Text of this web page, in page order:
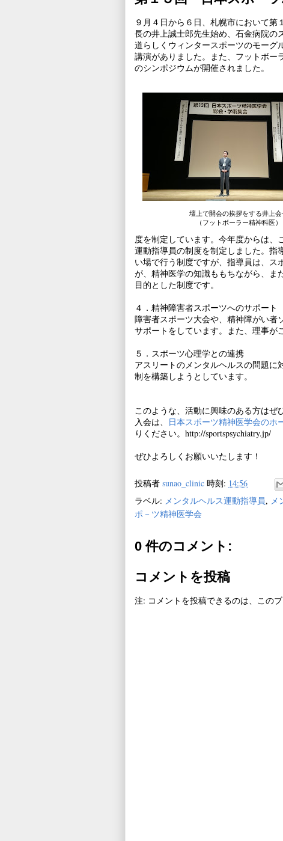
９月４日から６日、札幌市において
長の井上誠士郎先生始め、石金病院の
道らしくウィンタースポーツのモーグ
講演がありました。また、フットボー
のシンポジウムが開催されました。
壇上で開会の挨拶をする井上会
（フットボーラー精神科医）
度を制定しています。今年度からは、
運動指導員の制度を制定しました。指
い場で行う制度ですが、指導員は、ス
が、精神医学の知識ももちながら、ま
目的とした制度です。
４．精神障害者スポーツへのサポート
障害者スポーツ大会や、精神障がい者
サポートをしています。また、理事が
５．スポーツ心理学との連携
アスリートのメンタルヘルスの問題
制を構築しようとしています。
このような、活動に興味のある方はぜ
入会は、
日本スポーツ精神医学会のホ
りください。http://sportspsychiatry.jp/
ぜひよろしくお願いいたします！
投稿者 sunao_clinic 時刻: 14:56
ラベル: メンタルヘルス運動指導員, メ
ポ－ツ精神医学会
0 件のコメント:
コメントを投稿
注: コメントを投稿できるのは、この